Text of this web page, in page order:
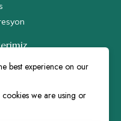
72 73
3, Üsküdar/İstanbul
best experience on our
we are using or